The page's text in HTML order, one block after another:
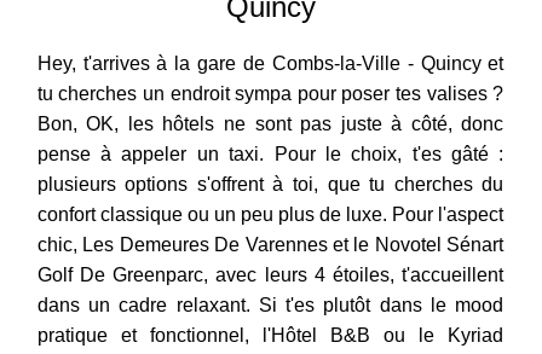
Quincy
Hey, t'arrives à la gare de Combs-la-Ville - Quincy et
tu cherches un endroit sympa pour poser tes valises ?
Bon, OK, les hôtels ne sont pas juste à côté, donc
pense à appeler un taxi. Pour le choix, t'es gâté :
plusieurs options s'offrent à toi, que tu cherches du
confort classique ou un peu plus de luxe. Pour l'aspect
chic, Les Demeures De Varennes et le Novotel Sénart
Golf De Greenparc, avec leurs 4 étoiles, t'accueillent
dans un cadre relaxant. Si t'es plutôt dans le mood
pratique et fonctionnel, l'Hôtel B&B ou le Kyriad